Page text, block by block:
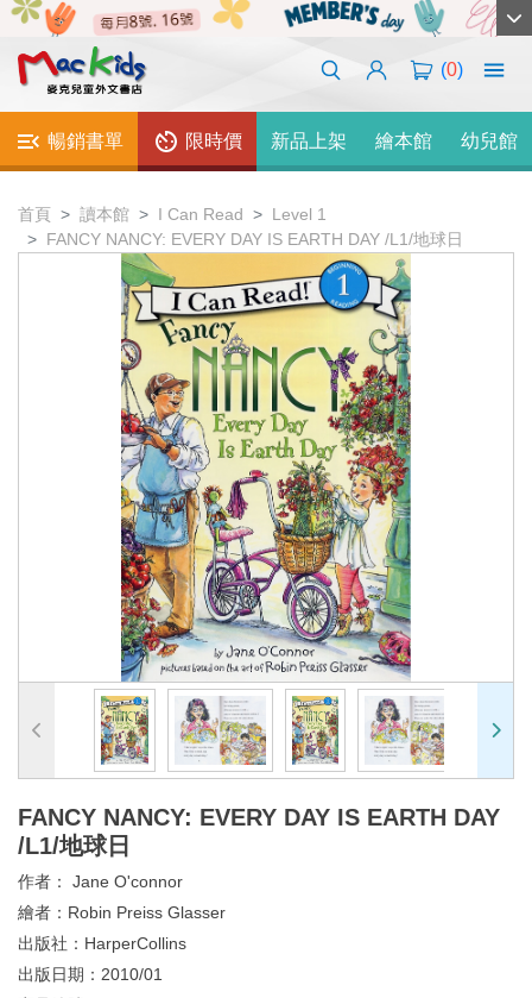
(0)
暢銷書單 限時價 新品上架 繪本館 幼兒館
首頁 讀本館 I Can Read
Level 1
FANCY NANCY: EVERY DAY IS EARTH DAY /L1/地球日
FANCY NANCY: EVERY DAY IS EARTH DAY
/L1/地球日
作者： Jane O'connor
繪者： Robin Preiss Glasser
出版社： HarperCollins
出版日期： 2010/01